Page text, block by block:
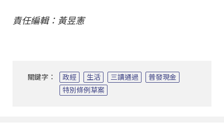
責任編輯：黃昱憲
關鍵字： 政經 生活 三讀通過
普發現金
特別條例草案